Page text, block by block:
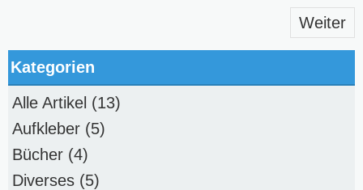
Weiter
Kategorien
Alle Artikel (13)
Aufkleber (5)
Bücher (4)
Diverses (5)